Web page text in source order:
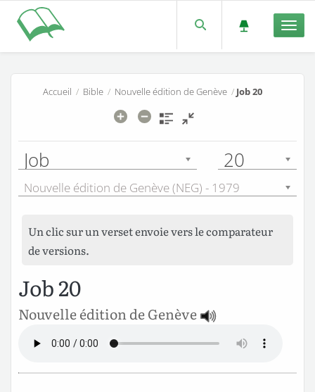
Accueil / Bible / Nouvelle édition de Genève / Job 20
Job 20
Nouvelle édition de Genève (NEG) - 1979
Un clic sur un verset envoie vers le comparateur
de versions.
Job 20
Nouvelle édition de Genève